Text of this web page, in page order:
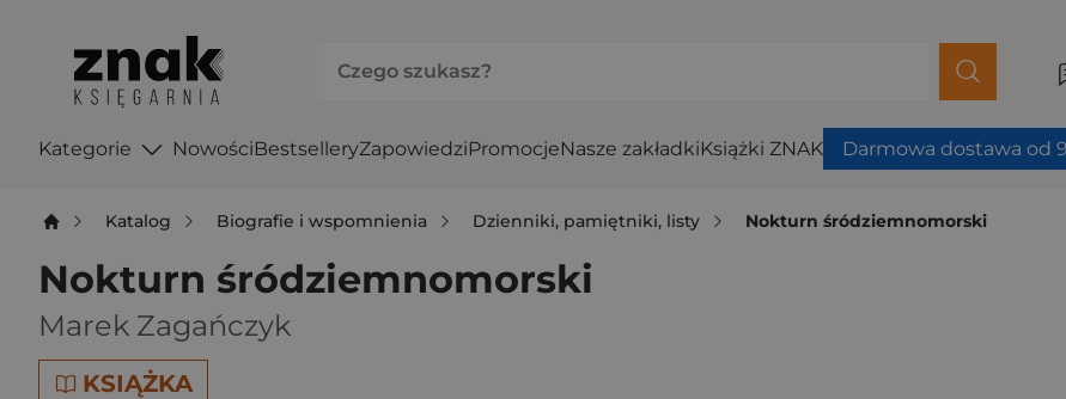
Kategorie NowościBestselleryZapowiedziPromocjeNasze zakładkiKsiążki ZNAK Darmowa dostawa od
Katalog Biografie i wspomnienia Dzienniki, pamiętniki, listy Nokturn śródziemnomorski
Nokturn śródziemnomorski
Marek Zagańczyk
KSIĄŻKA